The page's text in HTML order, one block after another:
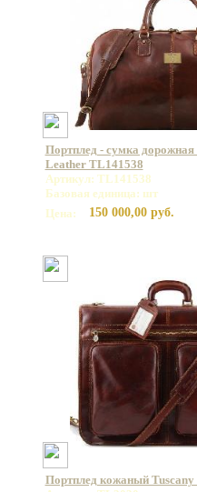
Портплед - сумка
Leather TL141538
Артикул: TL141538
Базовая единица: шт
Цена:
150 000,00 руб.
Портплед кожаный